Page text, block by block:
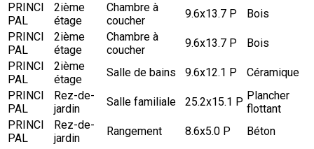
PRINCI
PAL
2ième
étage
Chambre à
coucher
9.6x13.7 P
Bois
PRINCI
PAL
2ième
étage
Chambre à
coucher
9.6x13.7 P
Bois
PRINCI
PAL
2ième
étage
Salle de bains 9.6x12.1 P
Céramique
PRINCI
PAL
Rez-de-
jardin
Salle familiale 25.2x15.1 P Plancher
flottant
PRINCI
PAL
Rez-de-
jardin
Rangement 8.6x5.0 P
Béton